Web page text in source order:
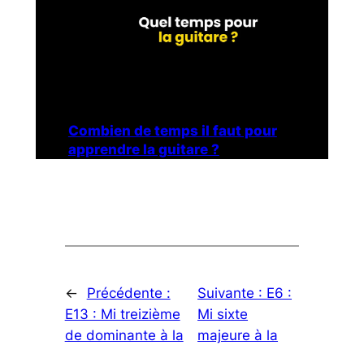
Combien de temps il faut pour
apprendre la guitare ?
←
Précédente :
E13 : Mi treizième
de dominante à la
Suivante : E6 :
Mi sixte
majeure à la